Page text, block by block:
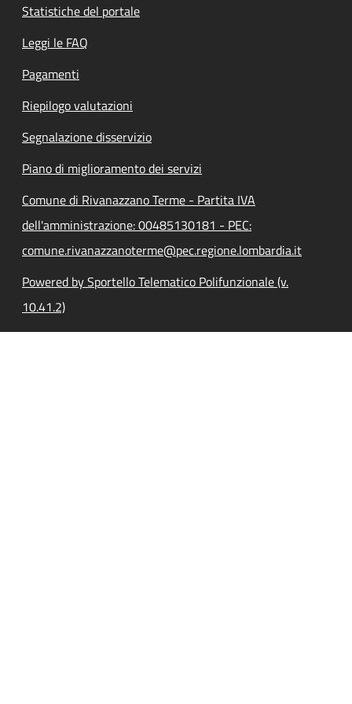
Statistiche del portale
Leggi le FAQ
Pagamenti
Riepilogo valutazioni
Segnalazione disservizio
Piano di miglioramento dei servizi
Comune di Rivanazzano Terme - Partita IVA
dell'amministrazione: 00485130181 - PEC:
comune.rivanazzanoterme@pec.regione.lombardia.it
Powered by Sportello Telematico Polifunzionale (v.
10.41.2)